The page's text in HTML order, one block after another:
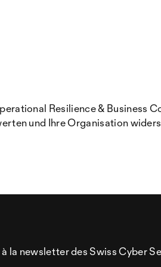
Resilience & Business
und Ihre Organisation
la newsletter des Swiss Cyber